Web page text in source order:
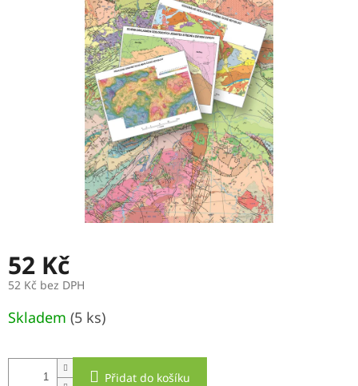
52 Kč
52 Kč bez DPH
cena:
Skladem (5 ks)
Přidat do košíku